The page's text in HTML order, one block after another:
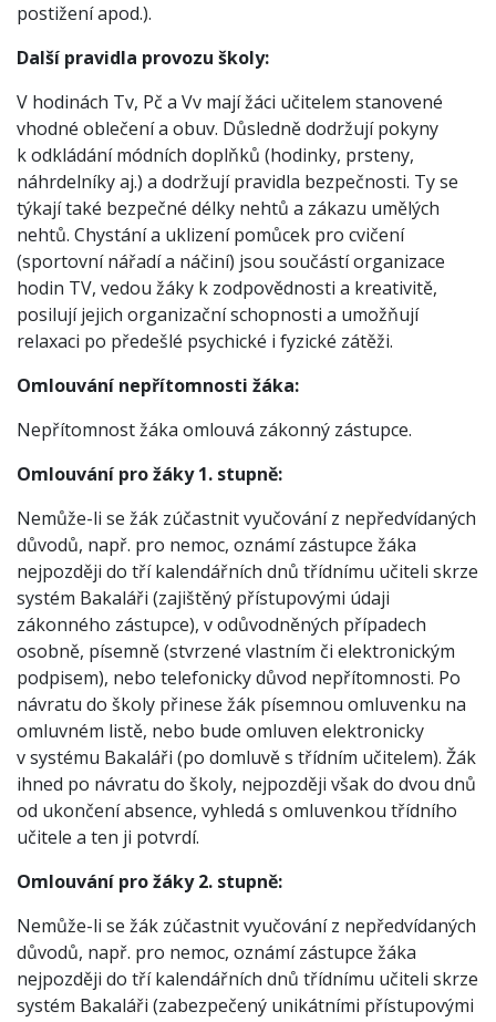
postižení apod.).
Další pravidla provozu školy:
V hodinách Tv, Pč a Vv mají žáci učitelem stanovené
vhodné oblečení a obuv. Důsledně dodržují pokyny
k odkládání módních doplňků (hodinky, prsteny,
náhrdelníky aj.) a dodržují pravidla bezpečnosti. Ty se
týkají také bezpečné délky nehtů a zákazu umělých
nehtů. Chystání a uklizení pomůcek pro cvičení
(sportovní nářadí a náčiní) jsou součástí organizace
hodin TV, vedou žáky k zodpovědnosti a kreativitě,
posilují jejich organizační schopnosti a umožňují
relaxaci po předešlé psychické i fyzické zátěži.
Omlouvání nepřítomnosti žáka:
Nepřítomnost žáka omlouvá zákonný zástupce.
Omlouvání pro žáky 1. stupně:
Nemůže-li se žák zúčastnit vyučování z nepředvídaných
důvodů, např. pro nemoc, oznámí zástupce žáka
nejpozději do tří kalendářních dnů třídnímu učiteli skrze
systém Bakaláři (zajištěný přístupovými údaji
zákonného zástupce), v odůvodněných případech
osobně, písemně (stvrzené vlastním či elektronickým
podpisem), nebo telefonicky důvod nepřítomnosti. Po
návratu do školy přinese žák písemnou omluvenku na
omluvném listě, nebo bude omluven elektronicky
v systému Bakaláři (po domluvě s třídním učitelem). Žák
ihned po návratu do školy, nejpozději však do dvou dnů
od ukončení absence, vyhledá s omluvenkou třídního
učitele a ten ji potvrdí.
Omlouvání pro žáky 2. stupně:
Nemůže-li se žák zúčastnit vyučování z nepředvídaných
důvodů, např. pro nemoc, oznámí zástupce žáka
nejpozději do tří kalendářních dnů třídnímu učiteli skrze
systém Bakaláři (zabezpečený unikátními přístupovými